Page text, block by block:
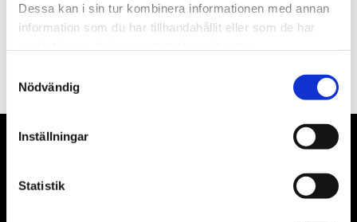
Dessa kan i sin tur kombinera informationen med annan
information som du har tillhandahållit eller som de har
Nödvändig
Inställningar
Statistik
PRENUMERERA
Våra främsta leverantörer är KS Tools verktyg, ATH billyftar